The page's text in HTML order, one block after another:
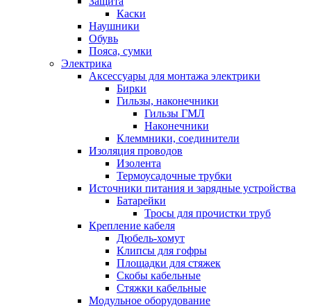
Каски
Наушники
Обувь
Пояса, сумки
Электрика
Аксессуары для монтажа электрики
Бирки
Гильзы, наконечники
Гильзы ГМЛ
Наконечники
Клеммники, соединители
Изоляция проводов
Изолента
Термоусадочные трубки
Источники питания и зарядные устройства
Батарейки
Тросы для прочистки труб
Крепление кабеля
Дюбель-хомут
Клипсы для гофры
Площадки для стяжек
Скобы кабельные
Стяжки кабельные
Модульное оборудование